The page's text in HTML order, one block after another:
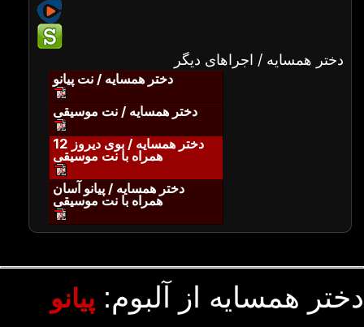
دختر همسایه / اجراهای دیگر
دختر همسایه / نت پیانو
دختر همسایه / نت موسیقی
دختر همسایه / بوی دیروز 12
همراه با نت موسیقی
دختر همسایه / پیانو آسان
همراه با نت موسیقی
دختر همسایه از آلبوم: پیانو